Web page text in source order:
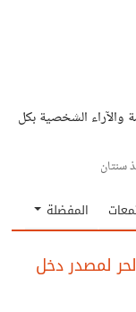
والآراء الشخصية بكل
سنتان
المفضلة
لمصدر دخل